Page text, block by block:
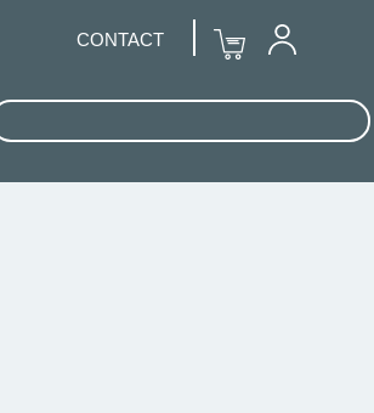
CONTACT